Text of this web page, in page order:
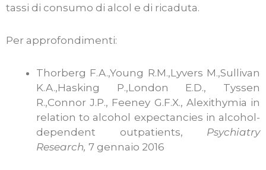
tassi di consumo di alcol e di ricaduta.
Per approfondimenti:
Thorberg F.A.,Young R.M.,Lyvers M.,Sullivan
K.A.,Hasking P.,London E.D., Tyssen
R.,Connor J.P., Feeney G.F.X., Alexithymia in
relation to alcohol expectancies in alcohol-
dependent outpatients, Psychiatry
Research, 7 gennaio 2016